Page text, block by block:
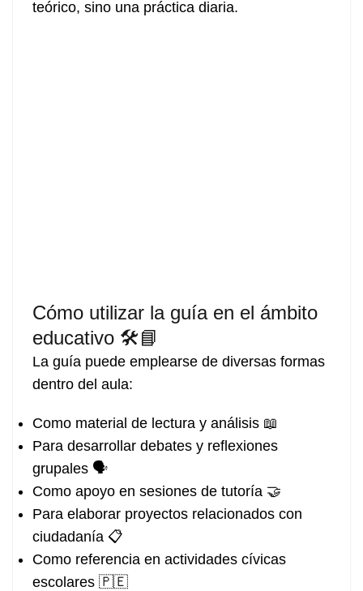
teórico, sino una práctica diaria.
Cómo utilizar la guía en el ámbito
educativo 🛠️📘
La guía puede emplearse de diversas formas
dentro del aula:
Como material de lectura y análisis 📖
Para desarrollar debates y reflexiones
grupales 🗣️
Como apoyo en sesiones de tutoría 🤝
Para elaborar proyectos relacionados con
ciudadanía 📋
Como referencia en actividades cívicas
escolares 🇵🇪